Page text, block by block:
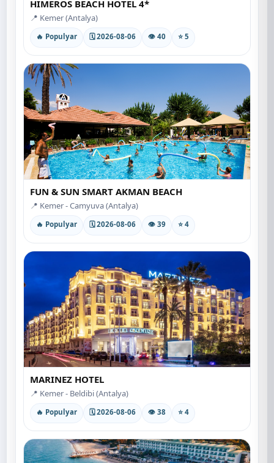
HIMEROS BEACH HOTEL 4*
📍 Kemer (Antalya)
🔥 Populyar 🗓 2026-08-06 👁 40 ⭐ 5
FUN & SUN SMART AKMAN BEACH
📍 Kemer - Camyuva (Antalya)
🔥 Populyar 🗓 2026-08-06 👁 39 ⭐ 4
MARINEZ HOTEL
📍 Kemer - Beldibi (Antalya)
🔥 Populyar 🗓 2026-08-06 👁 38 ⭐ 4